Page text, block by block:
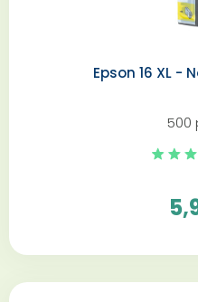
Epson 16 XL -
500